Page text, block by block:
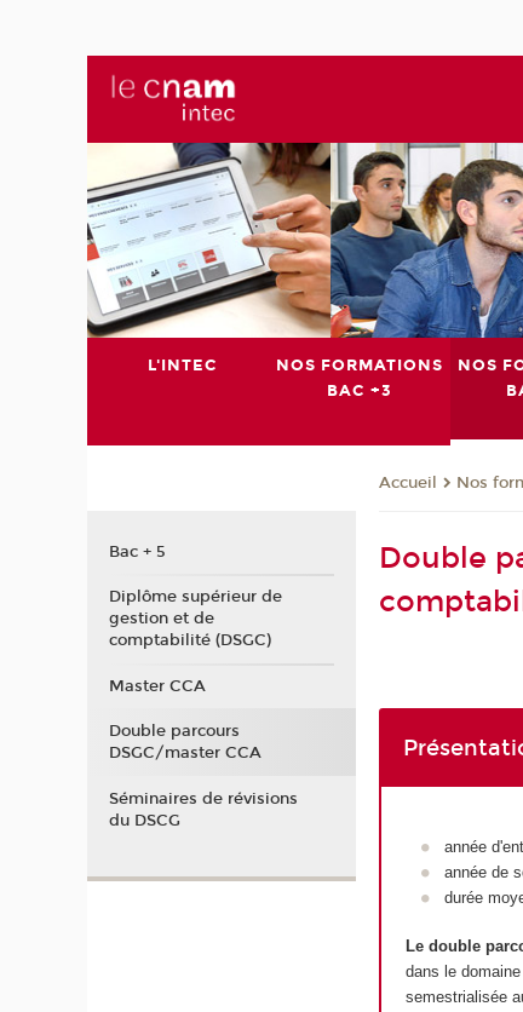
L'INTEC
NOS FORMATIONS
BAC +3
NOS
Accueil Nos
Double
année
année de
durée
Le double
dans le
semestrialisée
Bac + 5
Diplôme supérieur de
gestion et de
comptabilité (DSGC)
Master CCA
Double parcours
DSGC/master CCA
Séminaires de révisions
du DSCG